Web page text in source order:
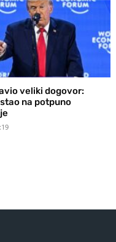
veliki dogovor:
na potpuno